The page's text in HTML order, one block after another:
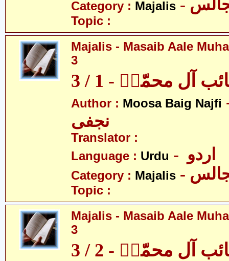
Category : Majalis
Topic :
Majalis - Masaib Aale
3
آل محمّدؑ - 1 / 3
Author : Moosa Baig Najfi
نجفی
Translator :
Language : Urdu
Category : Majalis
Topic :
Majalis - Masaib Aale
3
آل محمّدؑ - 2 / 3